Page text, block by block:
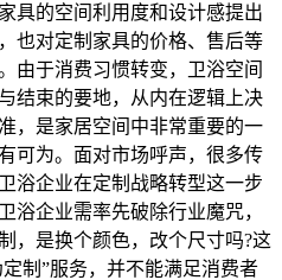
具的空间利用度和设计感提出
也对定制家具的价格、售后等
由于消费习惯转变，卫浴空间
结束的要地，从内在逻辑上决
，是家居空间中非常重要的一
可为。面对市场呼声，很多传
浴企业在定制战略转型这一步
浴企业需率先破除行业魔咒，
，是换个颜色，改个尺寸吗?这
制”服务，并不能满足消费者